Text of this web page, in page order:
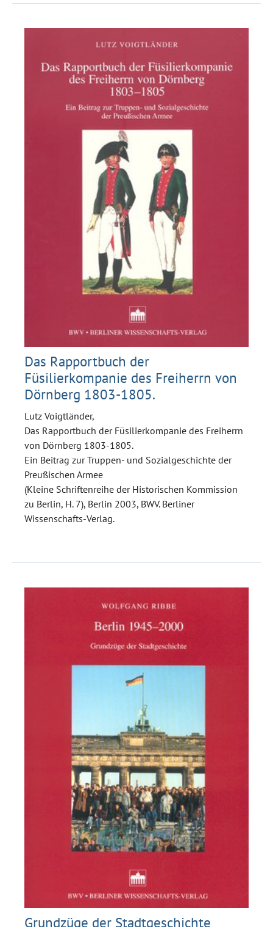
Das Rapportbuch der
Füsilierkompanie des Freiherrn von
Dörnberg 1803-1805.
Lutz Voigtländer,
Das Rapportbuch der Füsilierkompanie des Freiherrn
von Dörnberg 1803-1805.
Ein Beitrag zur Truppen- und Sozialgeschichte der
Preußischen Armee
(Kleine Schriftenreihe der Historischen Kommission
zu Berlin, H. 7), Berlin 2003, BWV. Berliner
Wissenschafts-Verlag.
Grundzüge der Stadtgeschichte